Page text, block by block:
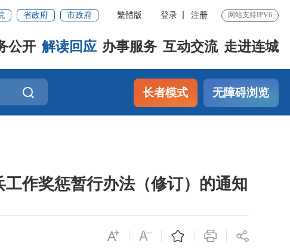
省政府 市政府 繁體版 登录 注册 网站支持IPV6
公开 解读回应 办事服务 互动交流 走进连城
长者模式 无障碍浏览
作奖惩暂行办法（修订）的通知